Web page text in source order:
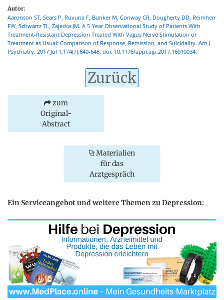
Autor:
Aaronson ST, Sears P, Ruvuna F, Bunker M, Conway CR, Dougherty DD, Reimherr
FW, Schwartz TL, Zajecka JM. A 5-Year Observational Study of Patients With
Treatment-Resistant Depression Treated With Vagus Nerve Stimulation or
Treatment as Usual: Comparison of Response, Remission, and Suicidality. Am J
Psychiatry. 2017 Jul 1;174(7):640-648. doi: 10.1176/appi.ajp.2017.16010034.
Zurück
zum
Original-
Abstract
Materialien
für das
Arztgespräch
Ein Serviceangebot und weitere Themen zu Depression: